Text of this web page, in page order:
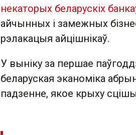
некаторых беларускіх
айчынных і замежных
рэлакацыя айцішнікаў.
У выніку за першае
беларуская эканоміка
падзенне, якое крыху